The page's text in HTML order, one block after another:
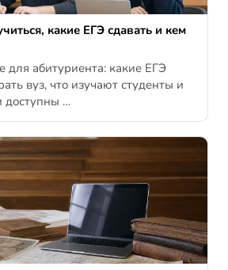
какие ЕГЭ сдавать и кем
для абитуриента: какие ЕГЭ
вуз, что изучают студенты и
доступны …